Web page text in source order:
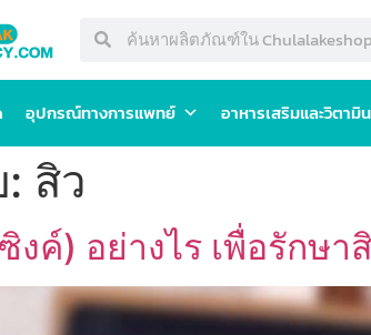
อุปกรณ์ทางการแพทย์ อาหารเสริมและวิตามิน
สิว
งค์) อย่างไร เพื่อรักษ